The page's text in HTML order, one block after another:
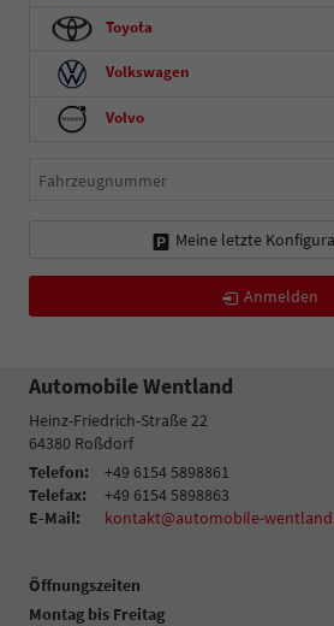
Toyota
Volkswagen
Volvo
Fahrzeugnummer
Meine letzte
Anmelden
Automobile Wentland
Heinz-Friedrich-Straße 22
64380 Roßdorf
Telefon:
+49 6154 5898861
Telefax:
+49 6154 5898863
E-Mail:
kontakt@automobile-
Öffnungszeiten
Montag bis Freitag